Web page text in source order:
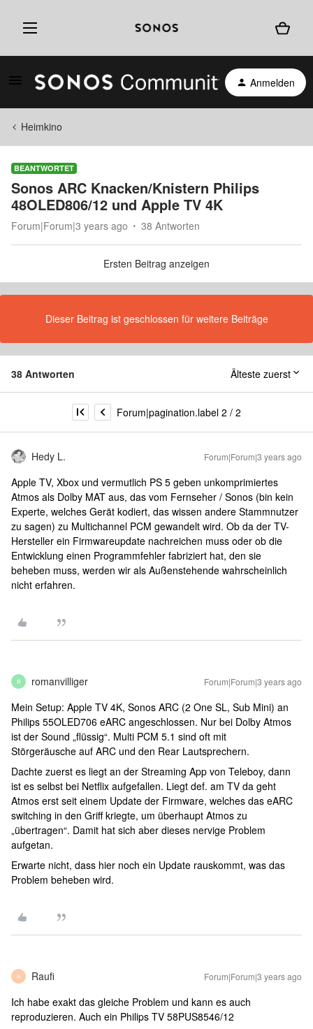
Anmelden
Heimkino
BEANTWORTET
Sonos ARC Knacken/Knistern Philips
48OLED806/12 und Apple TV 4K
Forum|Forum|3 years ago 38 Antworten
Ersten Beitrag anzeigen
Dieser Beitrag ist geschlossen für weitere Beiträge
38 Antworten Älteste zuerst
Forum|pagination.label 2 / 2
Hedy L. Forum|Forum|3 years ago
Apple TV, Xbox und vermutlich PS 5 geben unkomprimiertes
Atmos als Dolby MAT aus, das vom Fernseher / Sonos (bin kein
Experte, welches Gerät kodiert, das wissen andere Stammnutzer
zu sagen) zu Multichannel PCM gewandelt wird. Ob da der TV-
Hersteller ein Firmwareupdate nachreichen muss oder ob die
Entwicklung einen Programmfehler fabriziert hat, den sie
beheben muss, werden wir als Außenstehende wahrscheinlich
nicht erfahren.
R romanvilliger Forum|Forum|3 years ago
Mein Setup: Apple TV 4K, Sonos ARC (2 One SL, Sub Mini) an
Philips 55OLED706 eARC angeschlossen. Nur bei Dolby Atmos
ist der Sound „flüssig“. Multi PCM 5.1 sind oft mit
Störgeräusche auf ARC und den Rear Lautsprechern.
Dachte zuerst es liegt an der Streaming App von Teleboy, dann
ist es selbst bei Netflix aufgefallen. Liegt def. am TV da geht
Atmos erst seit einem Update der Firmware, welches das eARC
switching in den Griff kriegte, um überhaupt Atmos zu
„übertragen“. Damit hat sich aber dieses nervige Problem
aufgetan.
Erwarte nicht, dass hier noch ein Update rauskommt, was das
Problem beheben wird.
R Raufi Forum|Forum|3 years ago
Ich habe exakt das gleiche Problem und kann es auch
reproduzieren. Auch ein Philips TV 58PUS8546/12